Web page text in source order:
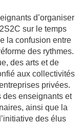
d’organiser
sur le temps
la confusion entre
des rythmes.
des arts et de
aux collectivités
privées.
des enseignants et
ainsi que la
des élus